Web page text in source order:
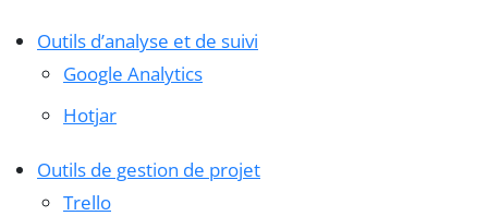
Outils d’analyse et de suivi
Google Analytics
Hotjar
Outils de gestion de projet
Trello